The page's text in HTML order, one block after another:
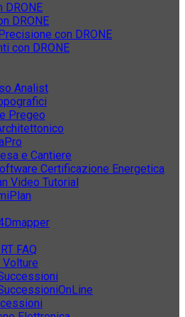
DRONE
DRONE
con DRONE
con DRONE
Analist
Pregeo
e Cantiere
Certificazione Energetica
Video Tutorial
FAQ